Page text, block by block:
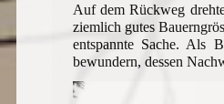
Auf dem Rückweg
ziemlich gutes
entspannte Sache. Als
bewundern, dessen